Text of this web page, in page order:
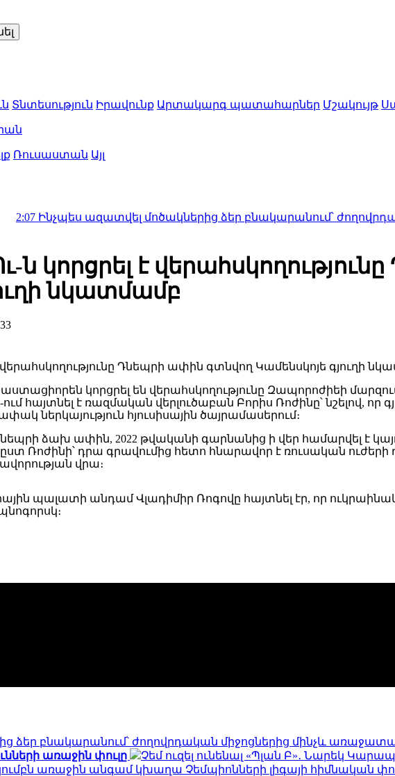
Տնտեսություն Իրավունք Արտակարգ պատահարներ Մշակույթ
Ռուսաստան Այլ
ազատվել մոծակներից ձեր բնակարանում՝ ժողովրդական
ն կորցրել է
նկատմամբ
կորցրել են վերահսկողությունը Զապորոժիեի
ում հայտնել է ռազմական վերլուծաբան Բորիս Ռոժինը՝ նշելով,
ներկայություն հյուսիսային ծայրամասերում։
ձախ ափին, 2022 թվականի գարնանից ի վեր համարվել է
ըստ Ռոժինի՝ դրա գրավումից հետո հնարավոր է ռուսական
վրա։
պալատի անդամ Վլադիմիր Ռոգովը հայտնել էր, որ
ձեր բնակարանում՝ ժողովրդական միջոցներից մինչև
առաջին փուլը
Չեմ ուզել ունենալ «Պլան Բ»․ Նարեկ
առաջին անգամ կխաղա Չեմպիոնների լիգայի հիմնական